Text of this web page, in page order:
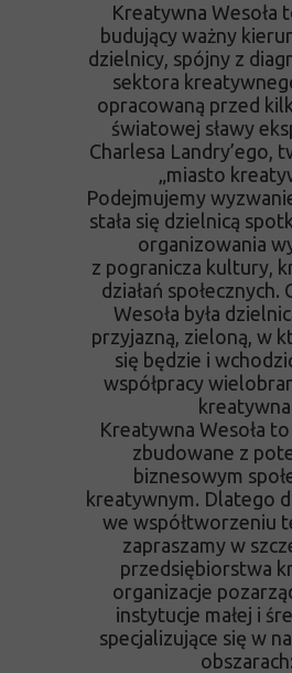
Kreatywna Wesoła
budujący ważny
dzielnicy, spójny z
sektora
opracowaną przed
światowej sławy
Charlesa Landry’ego,
„miasto
Podejmujemy
stała się dzielnicą
organizowania
z pogranicza kultury,
działań społecznych.
Wesoła była
przyjazną, zieloną, w
się będzie i
współpracy
Kreatywna Wesoła
zbudowane z
biznesowym
kreatywnym. Dlatego
we współtworzeniu
zapraszamy w
przedsiębiorstwa
organizacje
instytucje małej i
specjalizujące się w
obszarach: